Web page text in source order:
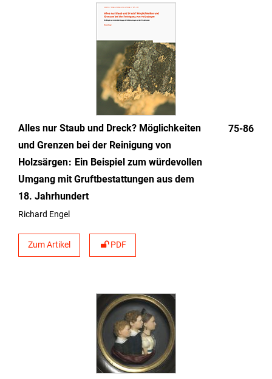
Alles nur Staub und Dreck? Möglichkeiten
und Grenzen bei der Reinigung von
Holzsärgen Ein Beispiel zum würdevollen
Umgang mit Gruftbestattungen aus dem
18. Jahrhundert
Richard Engel
Zum Artikel PDF
75-86